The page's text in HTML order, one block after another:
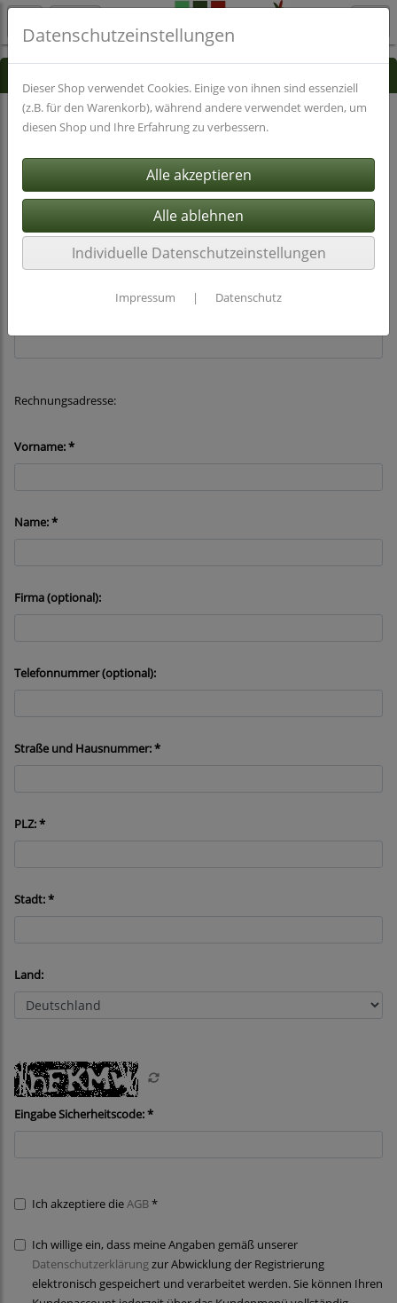
Account-Informationen:
Email: *
Passwort: *
Rechnungsadresse:
Vorname: *
Name: *
Firma (optional):
Telefonnummer (optional):
Straße und Hausnummer: *
PLZ: *
Stadt: *
Land:
Eingabe Sicherheitscode: *
Ich akzeptiere dieAGB*
Ich willige ein, dass meine Angaben gemäß unserer
Datenschutzerklärungzur Abwicklung der Registrierung
elektronisch gespeichert und verarbeitet werden. Sie können Ihren
Datenschutzeinstellungen
Dieser Shop verwendet Cookies. Einige von ihnen sind essenziell
(z.B. für den Warenkorb), während andere verwendet werden, um
diesen Shop und Ihre Erfahrung zu verbessern.
Individuelle Datenschutzeinstellungen
Impressum | Datenschutz